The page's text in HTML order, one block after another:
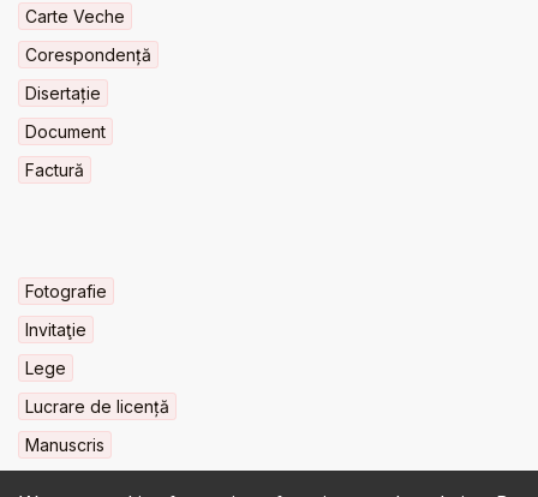
Carte Veche
Corespondență
Disertație
Document
Factură
Fotografie
Invitaţie
Lege
Lucrare de licență
Manuscris